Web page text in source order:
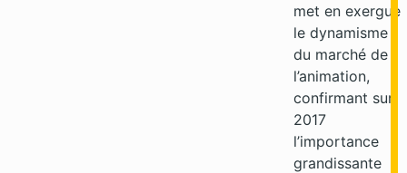
met en exergue
le dynamisme
du marché de
l’animation,
confirmant sur
2017
l’importance
grandissante